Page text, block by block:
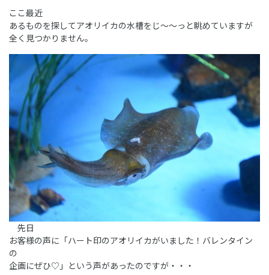
ここ最近
あるものを探してアオリイカの水槽をじ～～っと眺めていますが
全く見つかりません。
先日
お客様の声に「ハート印のアオリイカがいました！バレンタイン
の
企画にぜひ♡」という声があったのですが・・・